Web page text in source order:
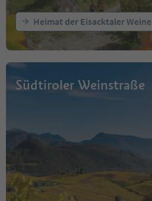
Heimat der Eisacktaler Weine
Südtiroler Weinstraße